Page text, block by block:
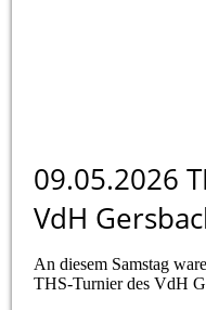
09.05.2026
VdH
An diesem Samstag
THS-Turnier des VdH